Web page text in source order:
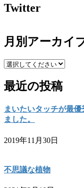
Twitter
月別アーカイ
最近の投稿
まいたいタッチが最
ました。
2019年11月30日
不思議な植物